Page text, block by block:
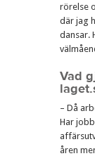
rörelse
där jag
dansar.
Vad
– Då
Har
åren